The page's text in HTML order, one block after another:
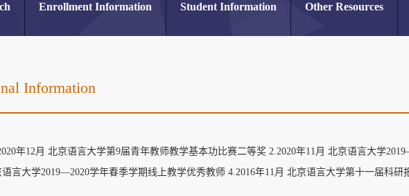
Enrollment Information Student Information Other Resources
Information
年12月 北京语言大学第9届青年教师教学基本功比赛二等奖 2.2020年11月 北京语言大学
言大学2019—2020学年春季学期线上教学优秀教师 4.2016年11月 北京语言大学第十一届科研